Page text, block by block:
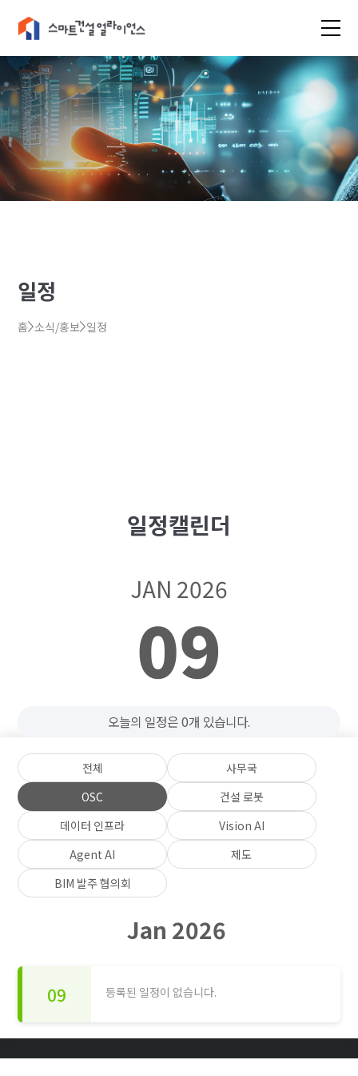
일정
홈 소식/홍보 일정
일정캘린더
JAN 2026
09
오늘의 일정은 0개 있습니다.
전체
사무국
OSC
건설 로봇
데이터 인프라
Vision AI
Agent AI
제도
BIM 발주 협의회
Jan 2026
09 등록된 일정이 없습니다.